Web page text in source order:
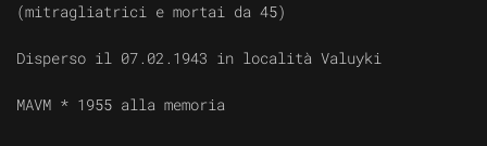
(mitragliatrici e mortai da 45)
Disperso il 07.02.1943 in località Valuyki
MAVM * 1955 alla memoria